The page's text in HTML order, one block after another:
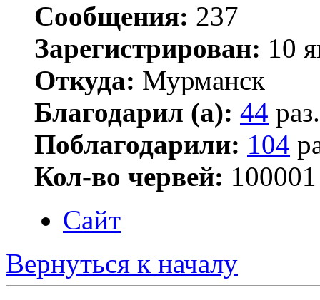
Сообщения: 237
Зарегистрирован: 10
Откуда: Мурманск
Благодарил (а): 44 раз.
Поблагодарили: 104
Кол-во червей: 100001
Сайт
Вернуться к началу